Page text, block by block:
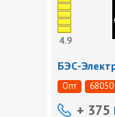
4.9
БЭС-
Опт
+ 375